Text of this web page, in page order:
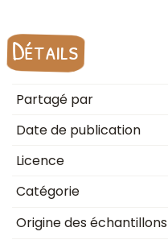
Détails
Partagé par
Date de publication
Licence
Catégorie
Origine des échantillons